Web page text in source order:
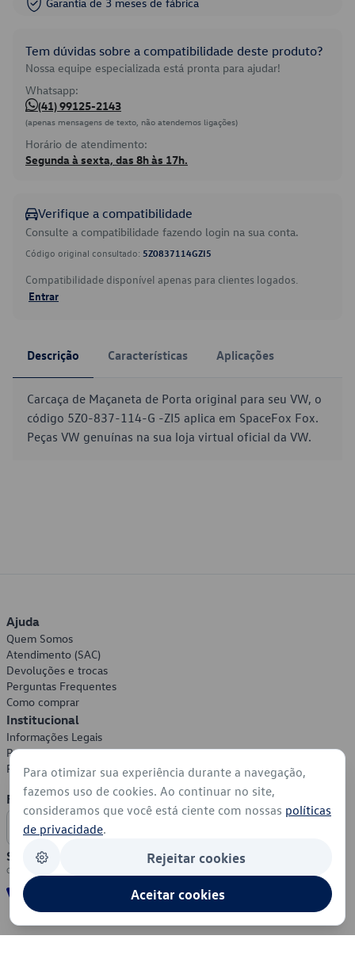
Tem dúvidas sobre a compatibilidade deste produto?
Nossa equipe especializada está pronta para ajudar!
Whatsapp:
(41) 99125-2143
(apenas mensagens de texto, não atendemos ligações)
Horário de atendimento:
Segunda à sexta, das 8h às 17h.
Verifique a compatibilidade
Consulte a compatibilidade fazendo login na sua conta.
Código original consultado: 5Z0837114GZI5
Compatibilidade disponível apenas para clientes logados.
Entrar
Descrição Características Aplicações
Carcaça de Maçaneta de Porta original para seu VW, o
código 5Z0-837-114-G -ZI5 aplica em SpaceFox Fox.
Peças VW genuínas na sua loja virtual oficial da VW.
Ajuda
Quem Somos
Atendimento (SAC)
Devoluções e trocas
Perguntas Frequentes
Como comprar
Institucional
Informações Legais
Política de Privacidade
Política de Cookies
Formas de Pagamento
Segurança
Para otimizar sua experiência durante a navegação,
fazemos uso de cookies. Ao continuar no site,
consideramos que você está ciente com nossas políticas
de privacidade.
Rejeitar cookies
Aceitar cookies